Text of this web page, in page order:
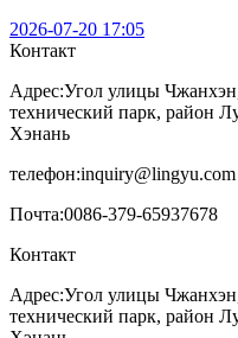
2026-07-20 17:05
Контакт
Адрес:Угол улицы
технический парк, район
Хэнань
телефон:inquiry@lingyu.com
Почта:0086-379-65937678
Контакт
Адрес:Угол улицы
технический парк, район